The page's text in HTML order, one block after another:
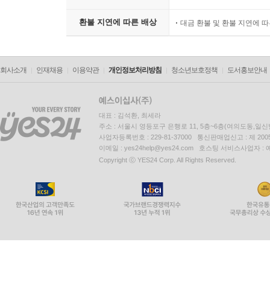
환불 지연에 따른 배상 대금 환불 및 환불 지연에
회사소개 인재채용 이용약관 개인정보처리방침 청소년보호정책 도서홍보안내
대표 : 김석환, 최세라
주소 : 서울시 영등포구 은행로 11, 5층~6층(여의도동,일신
사업자등록번호 : 229-81-37000 통신판매업신고 : 제
이메일 : yes24help@yes24.com 호스팅 서비스사업자 :
Copyright ⓒ YES24 Corp. All Rights Reserved.